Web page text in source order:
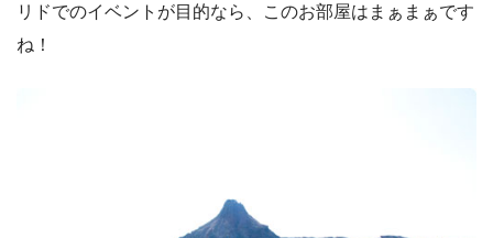
リドでのイベントが目的なら、このお部屋はまぁまぁです
ね！